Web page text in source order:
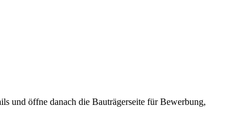
und öffne danach die Bauträgerseite für Bewerbung,